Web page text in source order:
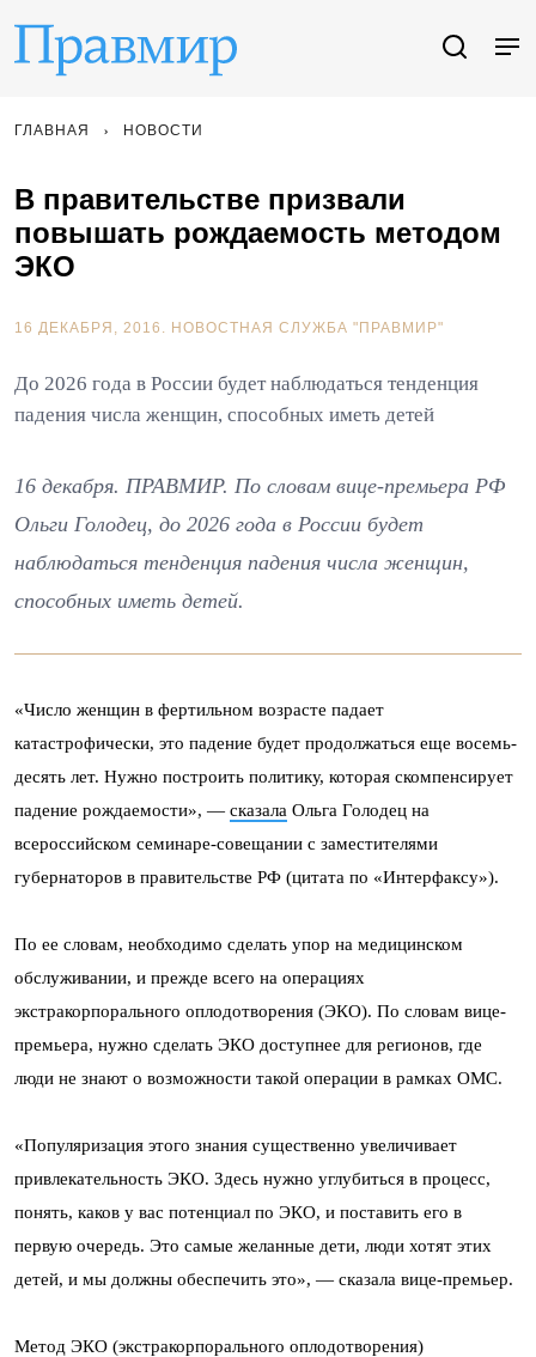
ГЛАВНАЯ НОВОСТИ
В правительстве призвали
повышать рождаемость методом
ЭКО
16 ДЕКАБРЯ, 2016. НОВОСТНАЯ СЛУЖБА "ПРАВМИР"
До 2026 года в России будет наблюдаться тенденция
падения числа женщин, способных иметь детей
16 декабря. ПРАВМИР. По словам вице-премьера РФ
Ольги Голодец, до 2026 года в России будет
наблюдаться тенденция падения числа женщин,
способных иметь детей.
«Число женщин в фертильном возрасте падает
катастрофически, это падение будет продолжаться еще восемь-
десять лет. Нужно построить политику, которая скомпенсирует
падение рождаемости», — сказала Ольга Голодец на
всероссийском семинаре-совещании с заместителями
губернаторов в правительстве РФ (цитата по «Интерфаксу»).
По ее словам, необходимо сделать упор на медицинском
обслуживании, и прежде всего на операциях
экстракорпорального оплодотворения (ЭКО). По словам вице-
премьера, нужно сделать ЭКО доступнее для регионов, где
люди не знают о возможности такой операции в рамках ОМС.
«Популяризация этого знания существенно увеличивает
привлекательность ЭКО. Здесь нужно углубиться в процесс,
понять, каков у вас потенциал по ЭКО, и поставить его в
первую очередь. Это самые желанные дети, люди хотят этих
детей, и мы должны обеспечить это», — сказала вице-премьер.
Метод ЭКО (экстракорпорального оплодотворения)